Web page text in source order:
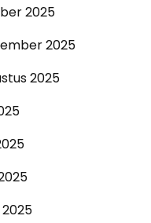
2025
2025
2025